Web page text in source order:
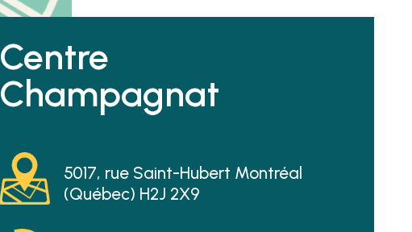
Centre
Champagnat
5017, rue Saint-Hubert Montréal
(Québec) H2J 2X9